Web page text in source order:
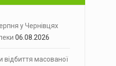
грн
економічний…
у Чернівцях
06.08.2026
відбиття масованої